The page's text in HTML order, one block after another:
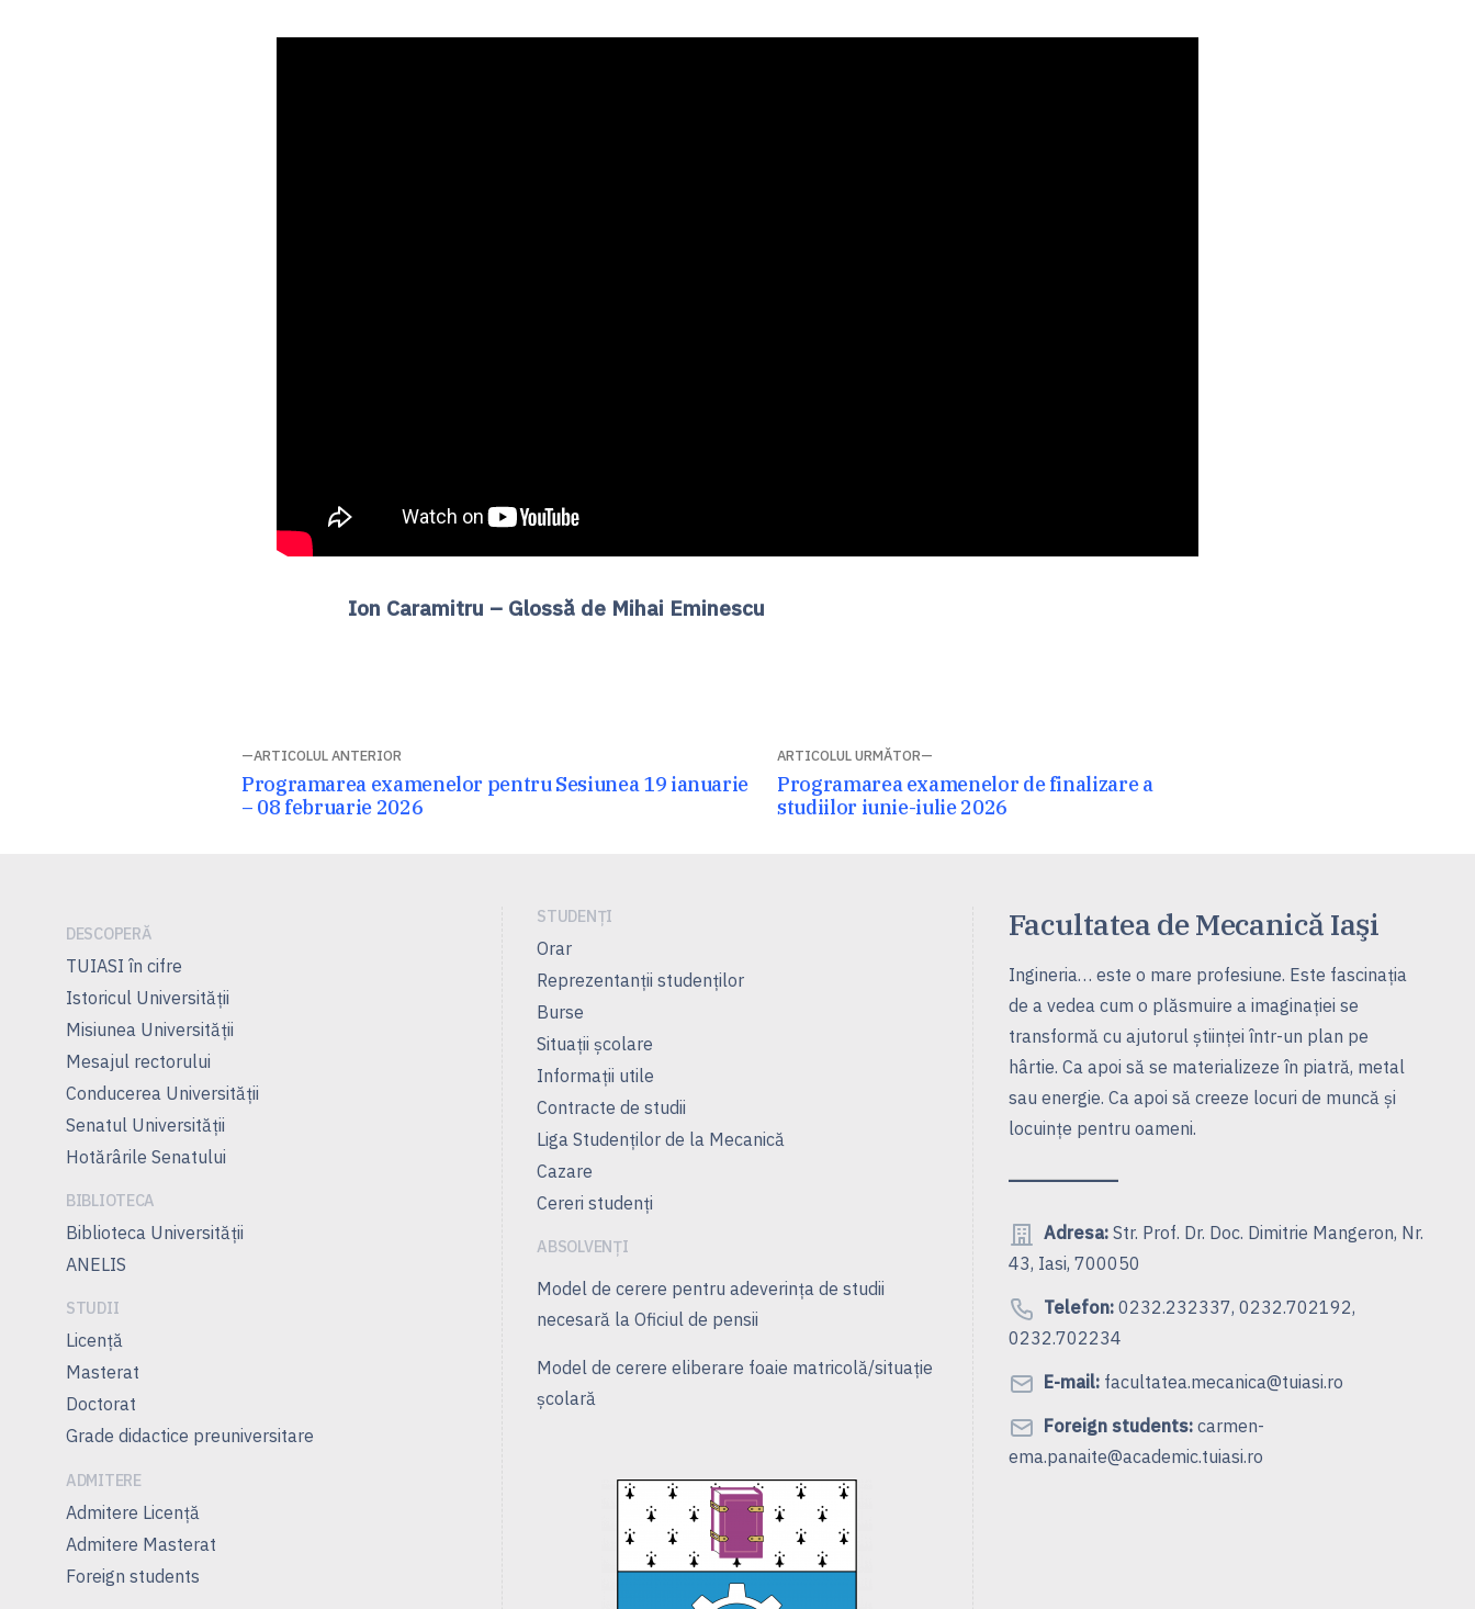
Ion Caramitru – Glossă de Mihai Eminescu
ARTICOLUL ANTERIOR
Articolul
anterior:
Programarea examenelor pentru Sesiunea 19 ianuarie
– 08 februarie 2026
ARTICOLUL URMĂTOR
Articolul
următor:
Programarea examenelor de finalizare a
studiilor iunie-iulie 2026
DESCOPERĂ
TUIASI în cifre
Istoricul Universităţii
Misiunea Universităţii
Mesajul rectorului
Conducerea Universităţii
Senatul Universității
Hotărârile Senatului
BIBLIOTECA
Biblioteca Universității
ANELIS
STUDII
Licență
Masterat
Doctorat
Grade didactice preuniversitare
ADMITERE
Admitere Licenţă
Admitere Masterat
Foreign students
STUDENȚI
Orar
Reprezentanţii studenţilor
Burse
Situații școlare
Informații utile
Contracte de studii
Liga Studenţilor de la Mecanică
Cazare
Cereri studenți
ABSOLVENȚI
Model de cerere pentru adeverința de studii
necesară la Oficiul de pensii
Model de cerere eliberare foaie matricolă/situație
școlară
Facultatea de Mecanică Iaşi
Ingineria… este o mare profesiune. Este fascinaţia
de a vedea cum o plăsmuire a imaginaţiei se
transformă cu ajutorul ştiinţei într-un plan pe
hârtie. Ca apoi să se materializeze în piatră, metal
sau energie. Ca apoi să creeze locuri de muncă şi
locuinţe pentru oameni.
Adresa:Str. Prof. Dr. Doc. Dimitrie Mangeron, Nr.
43, Iasi, 700050
Telefon:0232.232337, 0232.702192,
0232.702234
E-mail:facultatea.mecanica@tuiasi.ro
Foreign students:carmen-
ema.panaite@academic.tuiasi.ro